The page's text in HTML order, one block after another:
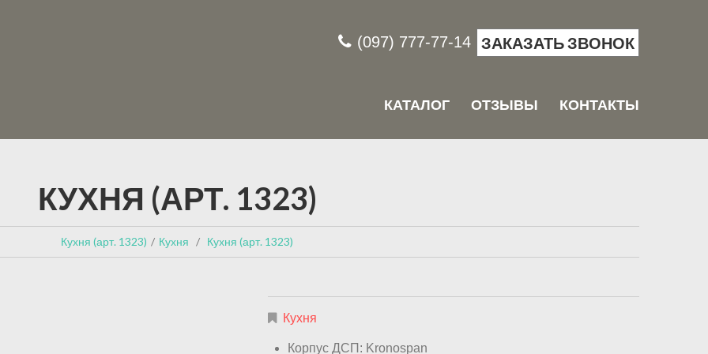
ЗАКАЗАТЬ ЗВОНОК
(097) 777-77-14
КАТАЛОГ ОТЗЫВЫ КОНТАКТЫ
КУХНЯ (АРТ. 1323)
Кухня (арт. 1323) Кухня Кухня (арт. 1323)
Кухня
Корпус ДСП: Kronospan